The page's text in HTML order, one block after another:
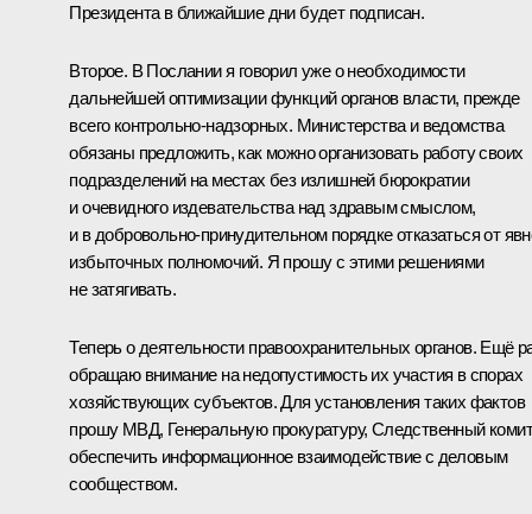
Президента в ближайшие дни будет подписан.
Второе. В Послании я говорил уже о необходимости
дальнейшей оптимизации функций органов власти, прежде
всего контрольно-надзорных. Министерства и ведомства
обязаны предложить, как можно организовать работу своих
подразделений на местах без излишней бюрократии
и очевидного издевательства над здравым смыслом,
и в добровольно-принудительном порядке отказаться от
избыточных полномочий. Я прошу с этими решениями
не затягивать.
Теперь о деятельности правоохранительных органов. Ещё
обращаю внимание на недопустимость их участия в спорах
хозяйствующих субъектов. Для установления таких фактов
прошу МВД, Генеральную прокуратуру, Следственный
обеспечить информационное взаимодействие с деловым
сообществом.